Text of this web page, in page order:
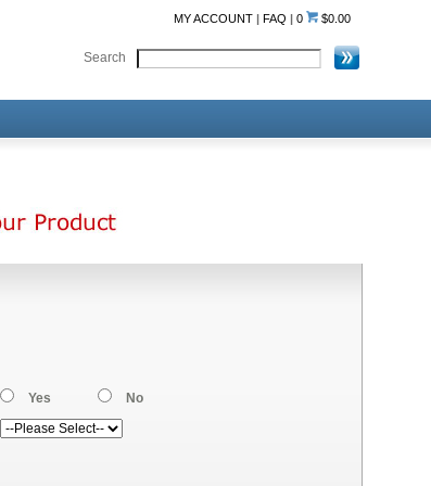
MY ACCOUNT | FAQ |0 $0.00
Search
Yes
No